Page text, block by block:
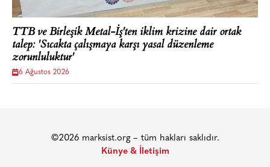
TTB ve Birleşik Metal-İş'ten iklim krizine dair ortak
talep: 'Sıcakta çalışmaya karşı yasal düzenleme
zorunluluktur'
6 Ağustos 2026
©2026 marksist.org – tüm hakları saklıdır.
Künye & İletişim